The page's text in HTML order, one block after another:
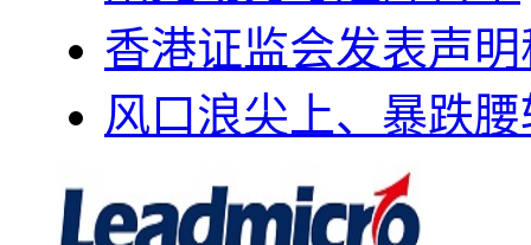
香港证监会发表声
风口浪尖上、暴跌